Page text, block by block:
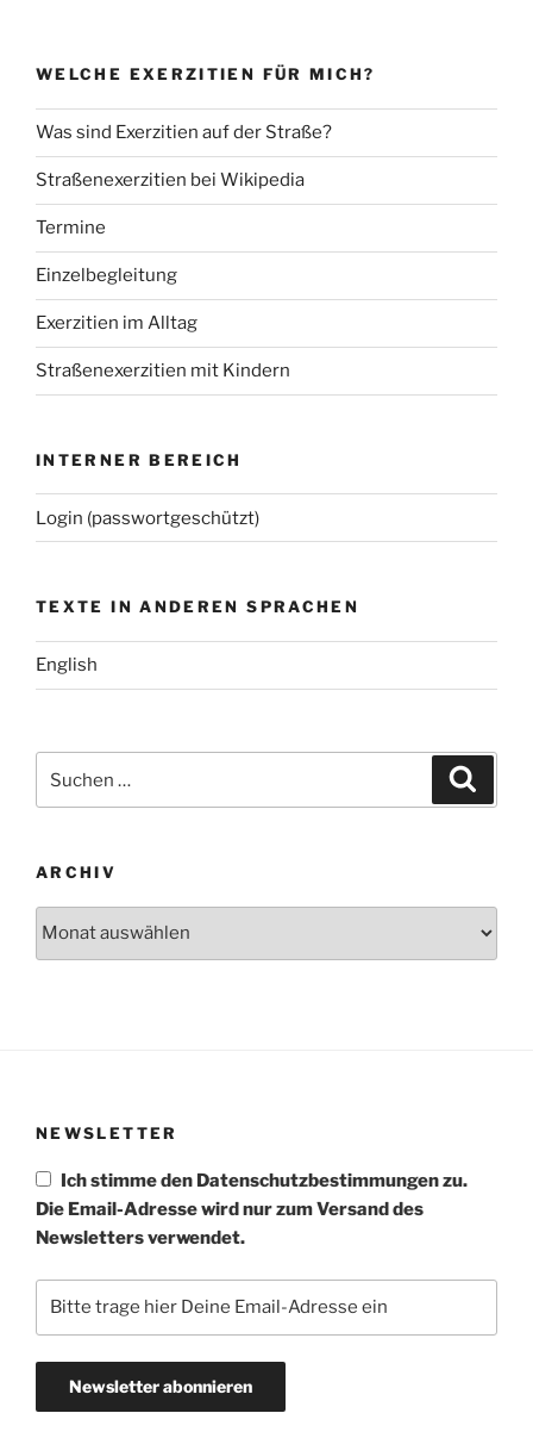
WELCHE EXERZITIEN FÜR MICH?
Was sind Exerzitien auf der Straße?
Straßenexerzitien bei Wikipedia
Termine
Einzelbegleitung
Exerzitien im Alltag
Straßenexerzitien mit Kindern
INTERNER BEREICH
Login (passwortgeschützt)
TEXTE IN ANDEREN SPRACHEN
English
nach:
ARCHIV
NEWSLETTER
Ich stimme den Datenschutzbestimmungen zu.
Die Email-Adresse wird nur zum Versand des
Newsletters verwendet.